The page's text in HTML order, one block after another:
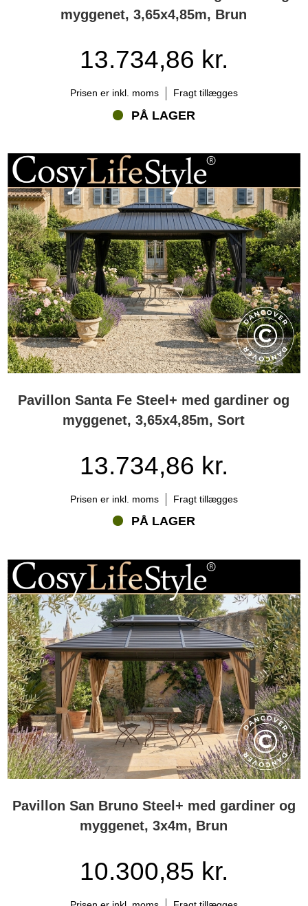
myggenet, 3,65x4,85m, Brun
13.734,86 kr.
Prisen er inkl. moms Fragt tillægges
PÅ LAGER
Pavillon Santa Fe Steel+ med gardiner og
myggenet, 3,65x4,85m, Sort
13.734,86 kr.
Prisen er inkl. moms Fragt tillægges
PÅ LAGER
Pavillon San Bruno Steel+ med gardiner og
myggenet, 3x4m, Brun
10.300,85 kr.